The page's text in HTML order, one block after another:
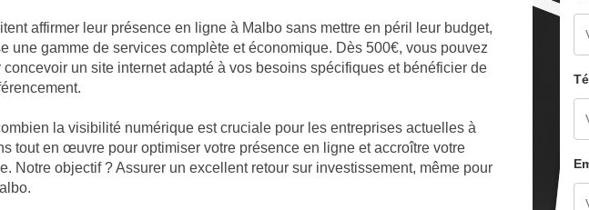
affirmer leur présence en ligne à Malbo sans mettre en péril leur budget,
une gamme de services complète et économique. Dès 500€, vous pouvez
un site internet adapté à vos besoins spécifiques et bénéficier de
la visibilité numérique est cruciale pour les entreprises actuelles à
tout en œuvre pour optimiser votre présence en ligne et accroître votre
Notre objectif ? Assurer un excellent retour sur investissement, même pour